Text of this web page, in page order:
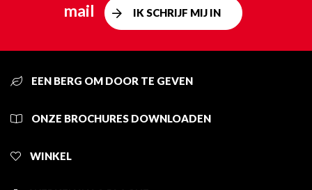
mail
IK SCHRIJF MIJ IN
EEN BERG OM DOOR TE GEVEN
ONZE BROCHURES DOWNLOADEN
WINKEL